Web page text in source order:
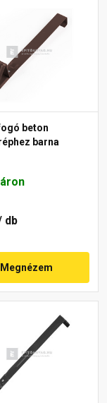
beton
barna
db
Megnézem